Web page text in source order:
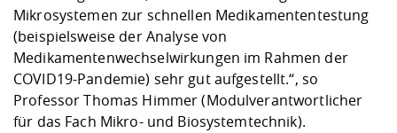
Mikrosystemen zur schnellen Medikamententestung
(beispielsweise der Analyse von
Medikamentenwechselwirkungen im Rahmen der
COVID19-Pandemie) sehr gut aufgestellt.“, so
Professor Thomas Himmer (Modulverantwortlicher
für das Fach Mikro- und Biosystemtechnik).